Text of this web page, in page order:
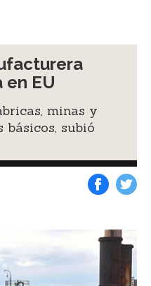
EU
minas y
básicos, subió